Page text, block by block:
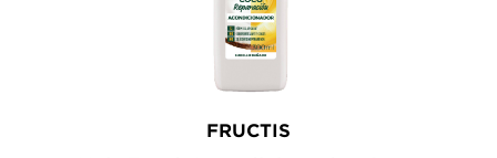
FRUCTIS